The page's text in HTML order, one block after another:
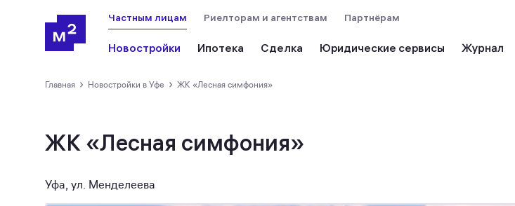
Частным лицам
Новостройки Ипотека Сделка Юридические сервисы
Риелторам и агентствам Партнёрам
Главная › новостройки в Уфе › ЖК «Лесная симфония»
ЖК «Лесная симфония»
Уфа, ул. Менделеева